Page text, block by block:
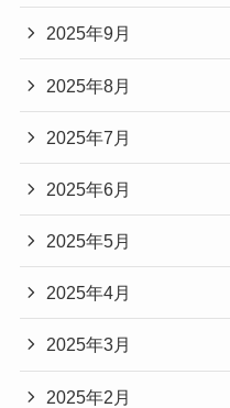
2025年9月
2025年8月
2025年7月
2025年6月
2025年5月
2025年4月
2025年3月
2025年2月